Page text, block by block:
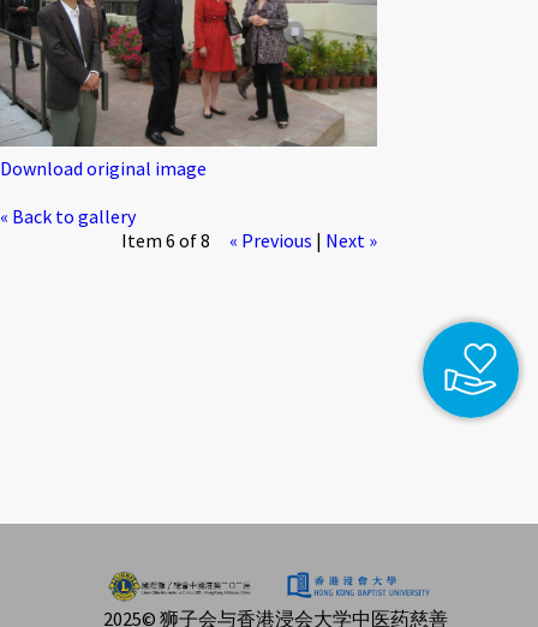
Download original image
« Back to gallery
Item 6 of 8
« Previous | Next »
2025© 狮子会与香港浸会大学中医药慈善